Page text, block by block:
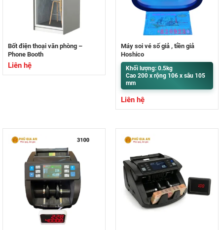
Bốt điện thoại văn phòng –
Phone Booth
Liên hệ
Máy soi vé số giả , tiền giả
Hoshico
Khối lượng: 0.5kg
Cao 200 x rộng 106 x sâu 105
mm
Liên hệ